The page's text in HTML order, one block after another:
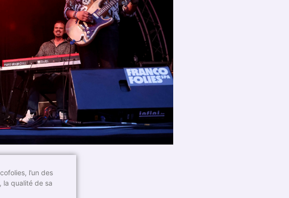
l’un des
la qualité de sa